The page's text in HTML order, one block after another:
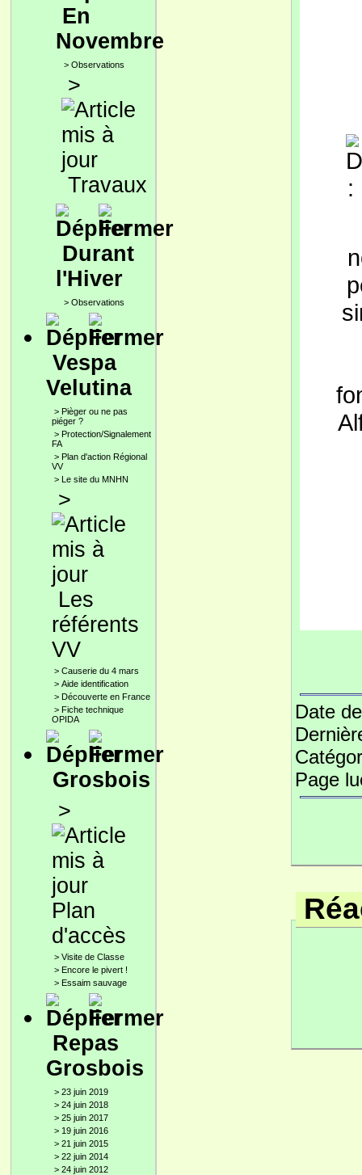
En
Novembre
> Observations
>
Travaux
Durant
l'Hiver
> Observations
Vespa
Velutina
> Pièger ou ne pas
piéger ?
> Protection/Signalement
FA
> Plan d'action Régional
VV
> Le site du MNHN
>
Les
référents
VV
> Causerie du 4 mars
> Aide identification
> Découverte en France
> Fiche technique
OPIDA
Grosbois
>
Plan
d'accès
> Visite de Classe
> Encore le pivert !
> Essaim sauvage
Repas
Grosbois
> 23 juin 2019
> 24 juin 2018
> 25 juin 2017
> 19 juin 2016
> 21 juin 2015
> 22 juin 2014
> 24 juin 2012
Date
Page